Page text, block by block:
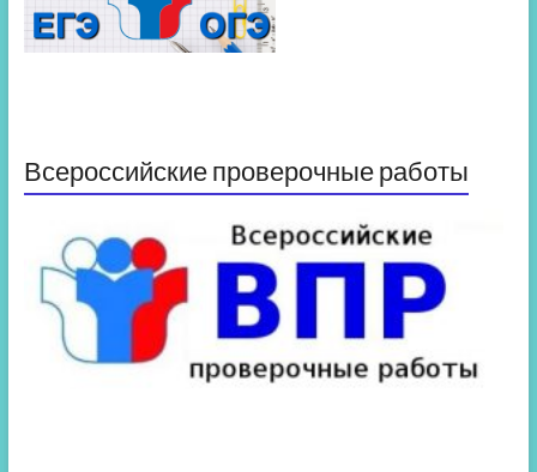
Всероссийские проверочные работы